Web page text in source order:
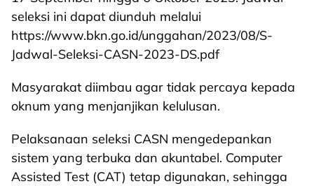
seleksi ini dapat diunduh melalui
https://www.bkn.go.id/unggahan/2023/08/S-
Jadwal-Seleksi-CASN-2023-DS.pdf
Masyarakat diimbau agar tidak percaya kepada
oknum yang menjanjikan kelulusan.
Pelaksanaan seleksi CASN mengedepankan
sistem yang terbuka dan akuntabel. Computer
Assisted Test (CAT) tetap digunakan, sehingga